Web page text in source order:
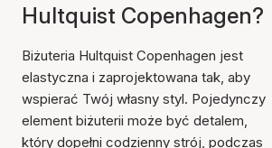
Hultquist Copenhagen?
Biżuteria Hultquist Copenhagen jest
elastyczna i zaprojektowana tak, aby
wspierać Twój własny styl. Pojedynczy
element biżuterii może być detalem,
który dopełni codzienny strój, podczas